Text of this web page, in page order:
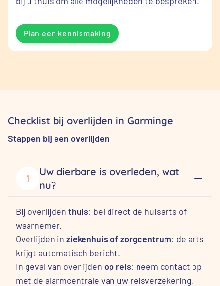
Plan een kennismaking
Checklist bij overlijden in Garminge
Stappen bij een overlijden
1
Uw dierbare is overleden, wat
nu?
Bij overlijden thuis: bel direct de huisarts of
waarnemer.
Overlijden in ziekenhuis of zorgcentrum: de arts
krijgt automatisch bericht.
In geval van overlijden op reis: neem contact op
met de alarmcentrale van uw reisverzekering.